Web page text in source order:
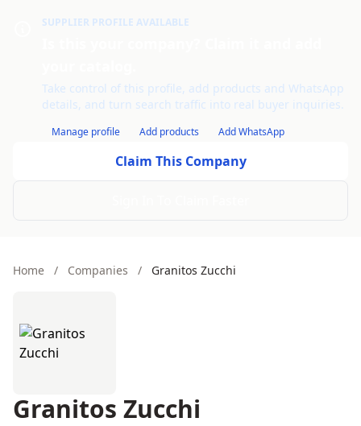
SUPPLIER PROFILE AVAILABLE
Take control of this profile, add products and WhatsApp
details, and turn search traffic into real buyer inquiries.
Manage profile Add products Add WhatsApp
Claim This Company
Home / Companies / Granitos Zucchi
Granitos Zucchi